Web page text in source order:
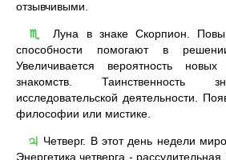
отзывчивыми.
♏
Луна в знаке Скорпион.
способности помогают в
Увеличивается вероятность
знакомств. Таинственность
исследовательской деятельности.
философии или мистике.
♃
Четверг. В этот день недели
Энергетика четверга -